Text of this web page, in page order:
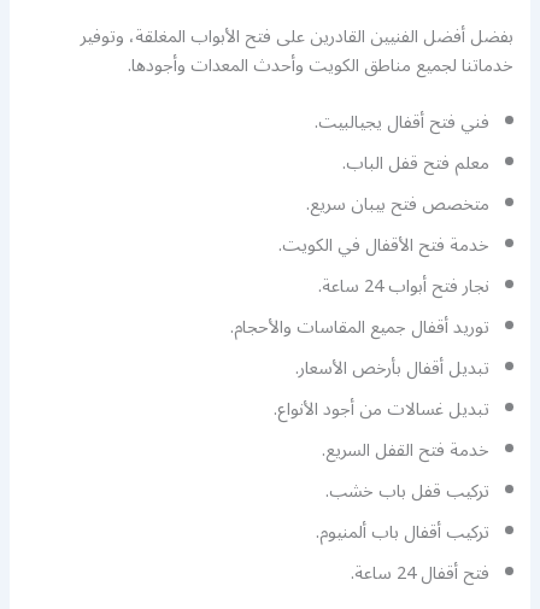
بفضل أفضل الفنيين القادرين على فتح الأبواب المغلقة، وتوفير
خدماتنا لجميع مناطق الكويت وأحدث المعدات وأجودها.
فني فتح أقفال يجيالبيت.
معلم فتح قفل الباب.
متخصص فتح بيبان سريع.
خدمة فتح الأقفال في الكويت.
نجار فتح أبواب 24 ساعة.
توريد أقفال جميع المقاسات والأحجام.
تبديل أقفال بأرخص الأسعار.
تبديل غسالات من أجود الأنواع.
خدمة فتح القفل السريع.
تركيب قفل باب خشب.
تركيب أقفال باب ألمنيوم.
فتح أقفال 24 ساعة.